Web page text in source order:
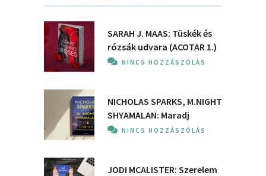
SARAH J. MAAS: Tüskék és
rózsák udvara (ACOTAR 1.)
NINCS HOZZÁSZÓLÁS
NICHOLAS SPARKS, M.NIGHT
SHYAMALAN: Maradj
NINCS HOZZÁSZÓLÁS
JODI MCALISTER: Szerelem